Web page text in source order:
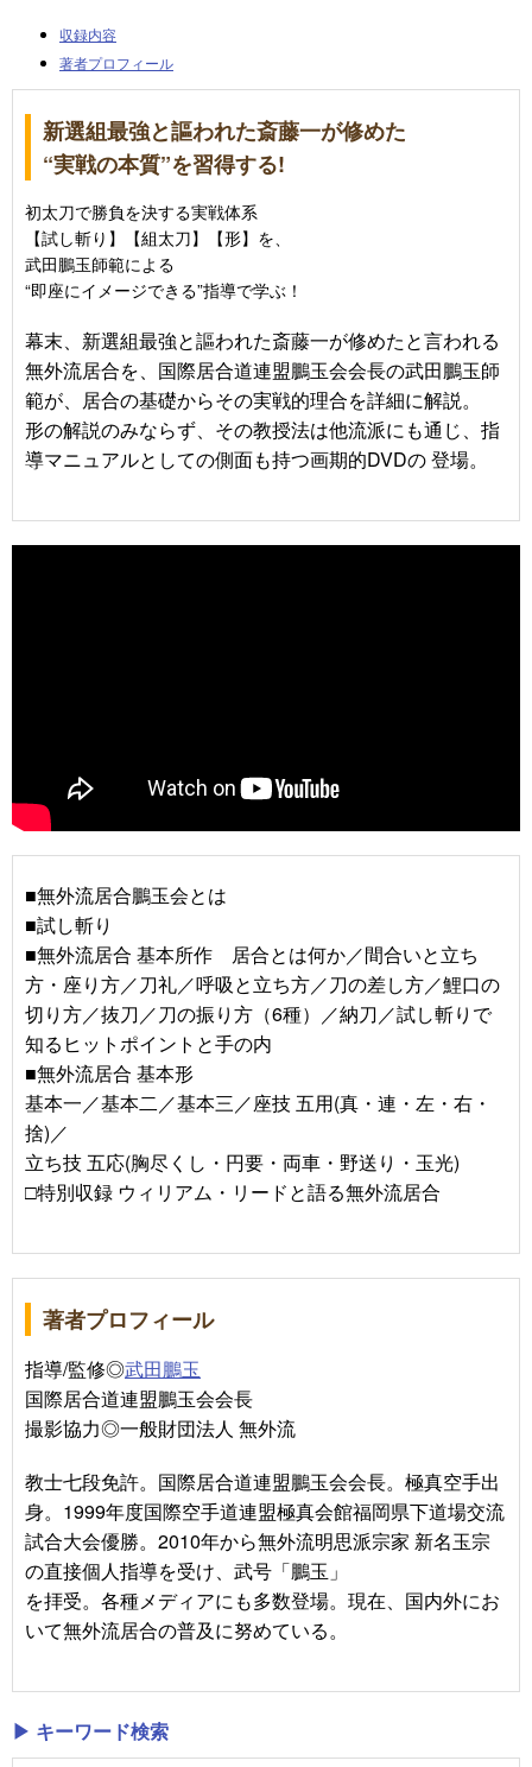
収録内容
著者プロフィール
新選組最強と謳われた斎藤一が修めた
“実戦の本質”を習得する!
初太刀で勝負を決する実戦体系
【試し斬り】【組太刀】【形】を、
武田鵬玉師範による
“即座にイメージできる”指導で学ぶ！
幕末、新選組最強と謳われた斎藤一が修めたと言われる
無外流居合を、国際居合道連盟鵬玉会会長の武田鵬玉師
範が、居合の基礎からその実戦的理合を詳細に解説。
形の解説のみならず、その教授法は他流派にも通じ、指
導マニュアルとしての側面も持つ画期的DVDの 登場。
■無外流居合鵬玉会とは
■試し斬り
■無外流居合 基本所作 居合とは何か／間合いと立ち
方・座り方／刀礼／呼吸と立ち方／刀の差し方／鯉口の
切り方／抜刀／刀の振り方（6種）／納刀／試し斬りで
知るヒットポイントと手の内
■無外流居合 基本形
基本一／基本二／基本三／座技 五用(真・連・左・右・
捨)／
立ち技 五応(胸尽くし・円要・両車・野送り・玉光)
□特別収録 ウィリアム・リードと語る無外流居合
著者プロフィール
指導/監修◎武田鵬玉
国際居合道連盟鵬玉会会長
撮影協力◎一般財団法人 無外流
教士七段免許。国際居合道連盟鵬玉会会長。極真空手出
身。1999年度国際空手道連盟極真会館福岡県下道場交流
試合大会優勝。2010年から無外流明思派宗家 新名玉宗
の直接個人指導を受け、武号「鵬玉」
を拝受。各種メディアにも多数登場。現在、国内外にお
いて無外流居合の普及に努めている。
▶ キーワード検索